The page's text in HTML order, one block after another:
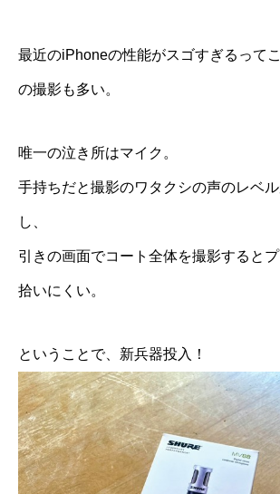
最近のiPhoneの性能がスゴすぎるって
の撮影も多い。
唯一の泣き所はマイク。
手持ちだと撮影のワタクシの声のレベ
し、
引きの画面でコート全体を撮影すると
拾いにくい。
ということで、新兵器投入！